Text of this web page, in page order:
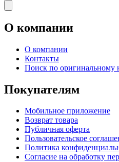
О компании
О компании
Контакты
Поиск по оригинальному
Покупателям
Мобильное приложение
Возврат товара
Публичная оферта
Пользовательское
Политика
Согласие на обработку